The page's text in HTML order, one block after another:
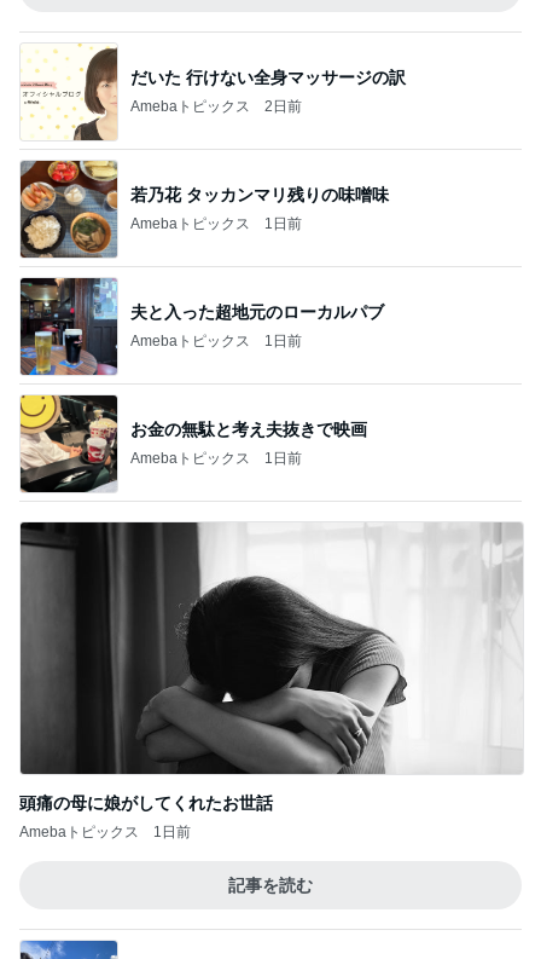
だいた 行けない全身マッサージの訳
Amebaトピックス 2日前
若乃花 タッカンマリ残りの味噌味
Amebaトピックス 1日前
夫と入った超地元のローカルパブ
Amebaトピックス 1日前
お金の無駄と考え夫抜きで映画
Amebaトピックス 1日前
頭痛の母に娘がしてくれたお世話
Amebaトピックス 1日前
記事を読む